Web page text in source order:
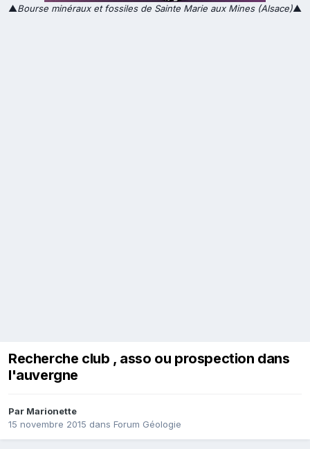
▲Bourse minéraux et fossiles de Sainte Marie aux Mines (Alsace)▲
Recherche club , asso ou prospection dans
l'auvergne
Par Marionette
15 novembre 2015 dans Forum Géologie